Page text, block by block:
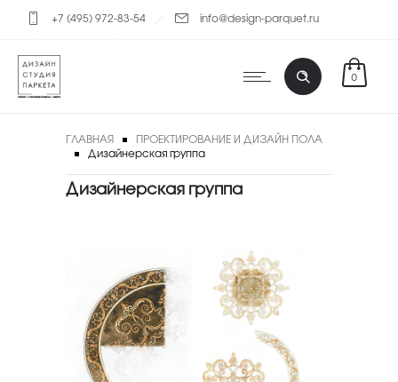
+7 (495) 972-83-54 info@design-parquet.ru
0
ГЛАВНАЯ
ПРОЕКТИРОВАНИЕ И ДИЗАЙН ПОЛА
Дизайнерская группа
Дизайнерская группа